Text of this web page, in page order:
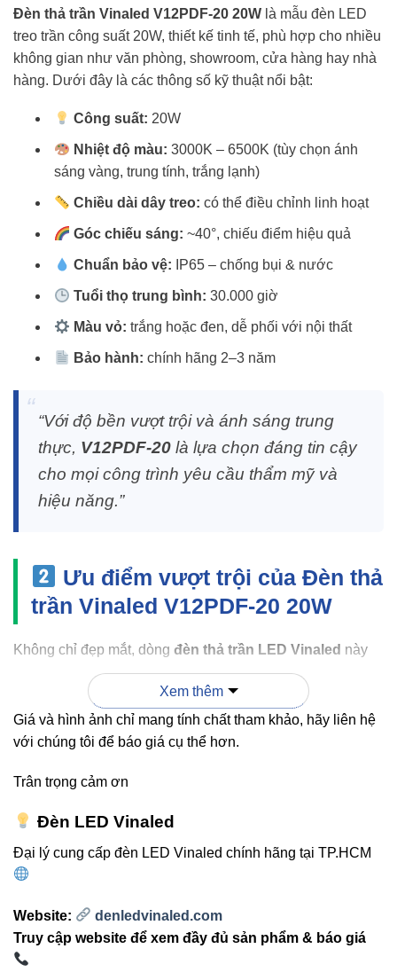
Đèn thả trần Vinaled V12PDF-20 20W là mẫu đèn LED
treo trần công suất 20W, thiết kế tinh tế, phù hợp cho nhiều
không gian như văn phòng, showroom, cửa hàng hay nhà
hàng. Dưới đây là các thông số kỹ thuật nổi bật:
Công suất: 20W
Nhiệt độ màu: 3000K – 6500K (tùy chọn ánh
sáng vàng, trung tính, trắng lạnh)
Chiều dài dây treo: có thể điều chỉnh linh hoạt
Góc chiếu sáng: ~40°, chiếu điểm hiệu quả
Chuẩn bảo vệ: IP65 – chống bụi & nước
Tuổi thọ trung bình: 30.000 giờ
Màu vỏ: trắng hoặc đen, dễ phối với nội thất
Bảo hành: chính hãng 2–3 năm
“Với độ bền vượt trội và ánh sáng trung
thực, V12PDF-20 là lựa chọn đáng tin cậy
cho mọi công trình yêu cầu thẩm mỹ và
hiệu năng.”
Ưu điểm vượt trội của Đèn thả
trần Vinaled V12PDF-20 20W
Không chỉ đẹp mắt, dòng đèn thả trần LED Vinaled này
còn mang nhiều ưu điểm về hiệu suất và tiết kiệm năng
ĐẶC
ĐÈN THẢ TRẦN
Tiết
điện
lượng
Tuổi thọ ~30.000 giờ
Xem thêm
Giá và hình ảnh chỉ mang tính chất tham khảo, hãy liên hệ
với chúng tôi để báo giá cụ thể hơn.
Trân trọng cảm ơn
Đèn LED Vinaled
Đại lý cung cấp đèn LED Vinaled chính hãng tại TP.HCM
Website:
denledvinaled.com
Truy cập website để xem đầy đủ sản phẩm & báo giá